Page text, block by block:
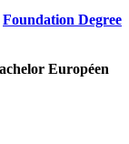
Foundation Degree
Européen